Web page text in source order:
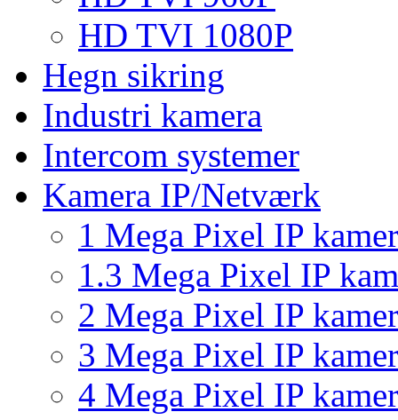
HD TVI 1080P
Hegn sikring
Industri kamera
Intercom systemer
Kamera IP/Netværk
1 Mega Pixel IP
1.3 Mega Pixel IP
2 Mega Pixel IP
3 Mega Pixel IP
4 Mega Pixel IP